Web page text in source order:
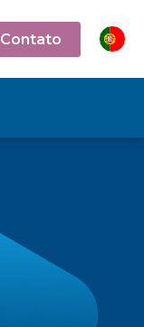
Contato